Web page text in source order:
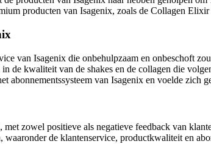
producten van Isagenix, zoals de Collagen
van Isagenix die onbehulpzaam en onbeschoft
de kwaliteit van de shakes en de collagen die
abonnementssysteem van Isagenix en voelde zich
zowel positieve als negatieve feedback van
de klantenservice, productkwaliteit en